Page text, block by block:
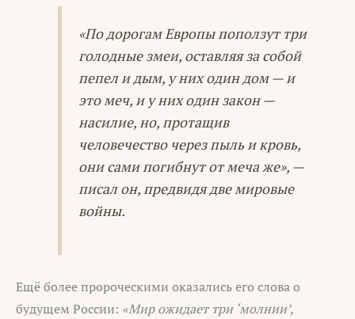
«По дорогам Европы поползут три
голодные змеи, оставляя за собой
пепел и дым, у них один дом — и
это меч, и у них один закон —
насилие, но, протащив
человечество через пыль и кровь,
они сами погибнут от меча же», —
писал он, предвидя две мировые
войны.
Ещё более пророческими оказались его слова о
будущем России: «Мир ожидает три ‘молнии’,